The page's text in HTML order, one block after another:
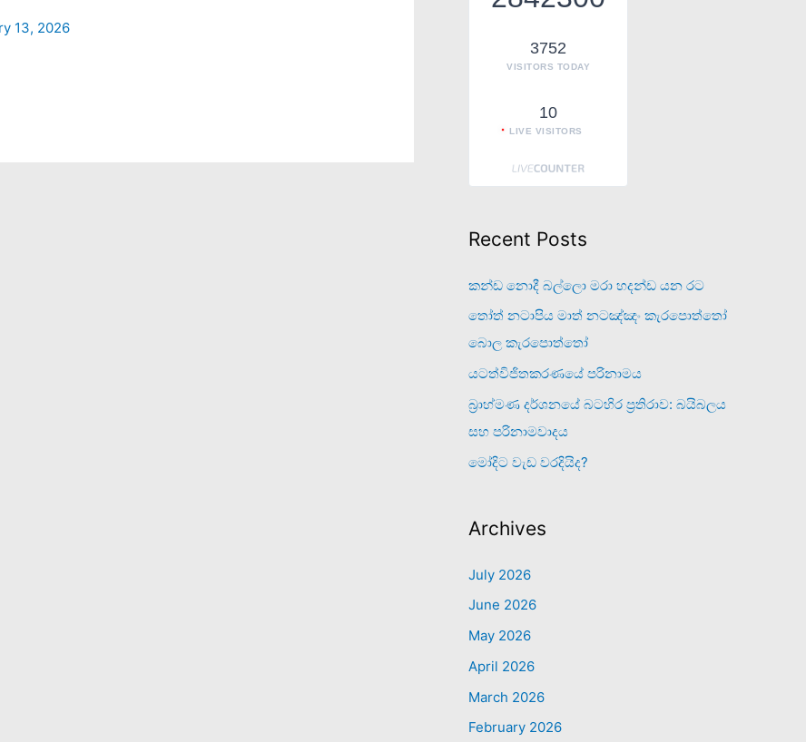
13, 2026
3752
VISITORS TODAY
10
LIVE VISITORS
Recent Posts
කන්ඩ නොදී බල්ලො මරා හදන්ඩ යන රට
තෝත් නටාපිය මාත් නටඤ්ඤං කැරපොත්තෝ
බොල කැරපොත්තෝ
යටත්විජිතකරණයේ පරිනාමය
බ්‍රාහ්මණ දර්ශනයේ බටහිර ප්‍රතිරාව: බයිබලය
සහ පරිනාමවාදය
මෝදිට වැඩ වරදියිද?
Archives
July 2026
June 2026
May 2026
April 2026
March 2026
February 2026